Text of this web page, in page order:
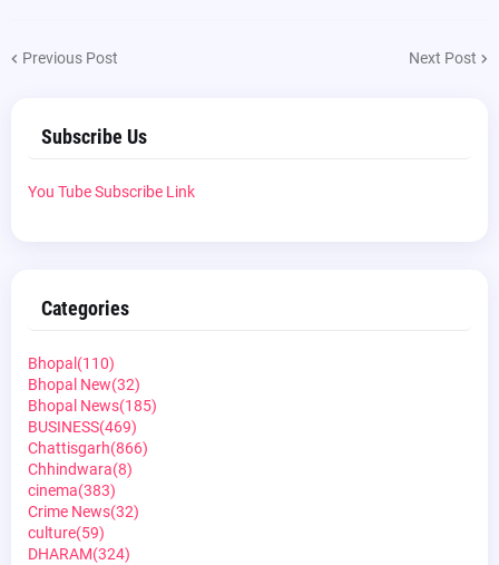
Previous Post Next Post
Subscribe Us
You Tube Subscribe Link
Categories
Bhopal (110)
Bhopal New(32)
Bhopal News(185)
BUSINESS(469)
Chattisgarh(866)
Chhindwara(8)
cinema(383)
Crime News(32)
culture(59)
DHARAM(324)